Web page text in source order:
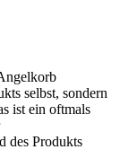
selbst, sondern
ist ein oftmals
des Produkts